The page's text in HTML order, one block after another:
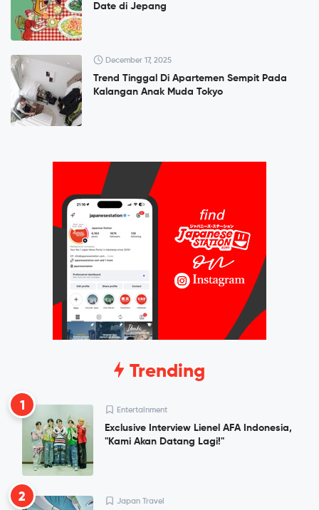
Date di Jepang
December 17, 2025
Trend Tinggal Di Apartemen Sempit Pada
Kalangan Anak Muda Tokyo
Trending
1 Entertainment
Exclusive Interview Lienel AFA Indonesia,
"Kami Akan Datang Lagi!"
2 Japan Travel